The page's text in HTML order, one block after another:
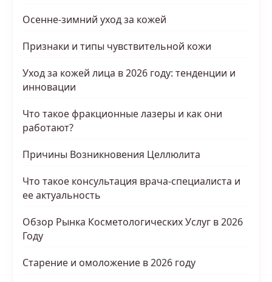
Осенне-зимний уход за кожей
Признаки и типы чувствительной кожи
Уход за кожей лица в 2026 году: тенденции и
инновации
Что такое фракционные лазеры и как они
работают?
Причины Возникновения Целлюлита
Что такое консультация врача-специалиста и
ее актуальность
Обзор Рынка Косметологических Услуг в 2026
Году
Старение и омоложение в 2026 году